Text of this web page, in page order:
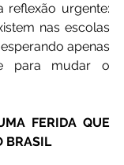
urgente:
nas escolas
apenas
para mudar o
FERIDA QUE
BRASIL